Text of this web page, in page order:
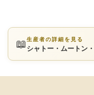
📖生産者の詳細を見る
シャトー・ムートン